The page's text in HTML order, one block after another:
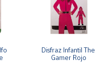
Disfraz Infantil The
Gamer Rojo